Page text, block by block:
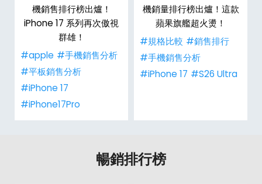
機銷售排行榜出爐！
iPhone 17 系列再次傲視
群雄！
#apple #手機銷售分析
#平板銷售分析
#iPhone 17
#iPhone17Pro
機銷量排行榜出爐！這款
蘋果旗艦超火燙！
#規格比較 #銷售排行
#手機銷售分析
#iPhone 17 #S26 Ultra
暢銷排行榜